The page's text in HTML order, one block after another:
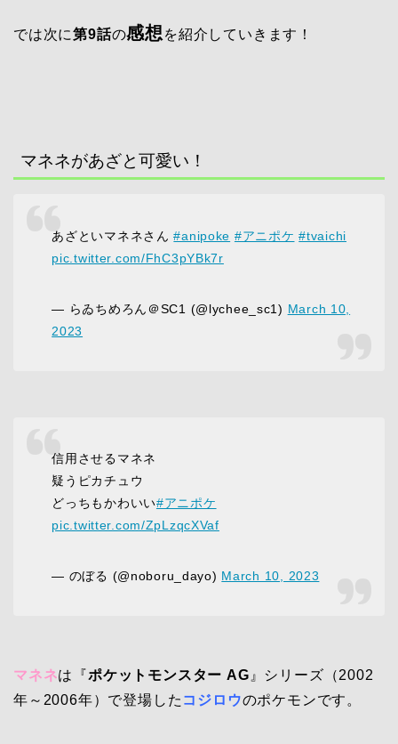
では次に第9話の感想 を紹介していきます！
マネネがあざと可愛い！
あざといマネネさん#anipoke #アニポケ #tvaichi
pic.twitter.com/FhC3pYBk7r
— らゐちめろん＠SC1 (@lychee_sc1) March 10,
2023
信用させるマネネ
疑うピカチュウ
どっちもかわいい#アニポケ
pic.twitter.com/ZpLzqcXVaf
— のぼる (@noboru_dayo) March 10, 2023
マネネは『ポケットモンスター AG 』シリーズ（2002
年～2006年）で登場した コジロウのポケモンです。